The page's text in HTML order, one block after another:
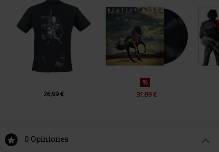
26,99 €
%
31,99 €
0 Opiniones